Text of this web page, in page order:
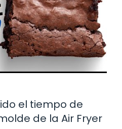
el tiempo de
de la Air Fryer